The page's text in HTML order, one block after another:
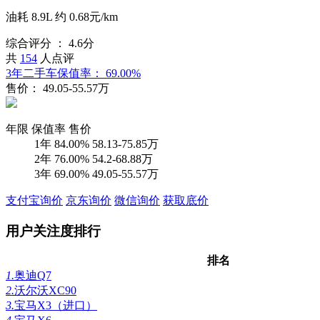
油耗 8.9L 约 0.68元/km
综合评分 ：
4.6分
共 154 人点评
3年二手车保值率：
69.00%
售价：
49.05-55.57万
年限 保值率 售价
1年 84.00% 58.13-75.85万
2年 76.00% 54.2-68.88万
3年 69.00% 49.05-55.57万
支付宝询价 京东询价 微信询价 获取底价
用户关注度排行
排名
1.奥迪Q7
2.沃尔沃XC90
3.宝马X3（进口）